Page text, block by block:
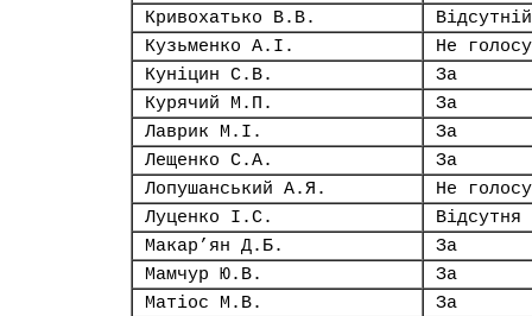
Кривохатько В.В.
Відсутній
Кузьменко А.І.
Не
Куніцин С.В.
За
Курячий М.П.
За
Лаврик М.І.
За
Лещенко С.А.
За
Лопушанський А.Я.
Не
Луценко І.С.
Відсутня
Макар’ян Д.Б.
За
Мамчур Ю.В.
За
Матіос М.В.
За